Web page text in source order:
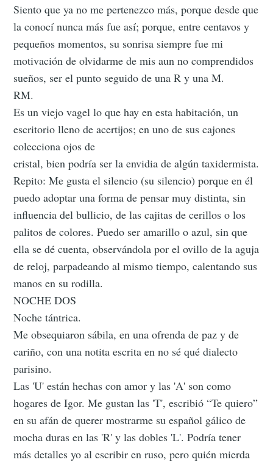
Siento que ya no me pertenezco más, porque desde que
la conocí nunca más fue así; porque, entre centavos y
pequeños momentos, su sonrisa siempre fue mi
motivación de olvidarme de mis aun no comprendidos
sueños, ser el punto seguido de una R y una M.
RM.
Es un viejo vagel lo que hay en esta habitación, un
escritorio lleno de acertijos; en uno de sus cajones
colecciona ojos de
cristal, bien podría ser la envidia de algún taxidermista.
Repito: Me gusta el silencio (su silencio) porque en él
puedo adoptar una forma de pensar muy distinta, sin
influencia del bullicio, de las cajitas de cerillos o los
palitos de colores. Puedo ser amarillo o azul, sin que
ella se dé cuenta, observándola por el ovillo de la aguja
de reloj, parpadeando al mismo tiempo, calentando sus
manos en su rodilla.
NOCHE DOS
Noche tántrica.
Me obsequiaron sábila, en una ofrenda de paz y de
cariño, con una notita escrita en no sé qué dialecto
parisino.
Las 'U' están hechas con amor y las 'A' son como
hogares de Igor. Me gustan las 'T', escribió “Te quiero”
en su afán de querer mostrarme su español gálico de
mocha duras en las 'R' y las dobles 'L'. Podría tener
más detalles yo al escribir en ruso, pero quién mierda